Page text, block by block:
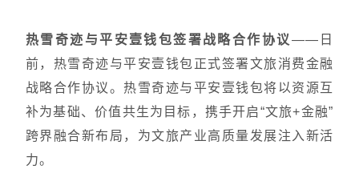
热雪奇迹与平安壹钱包签署战略合作协议 —— 日
前，热雪奇迹与平安壹钱包正式签署文旅消费金融
战略合作协议。热雪奇迹与平安壹钱包将以资源互
补为基础、价值共生为目标，携手开启“文旅+金融”
跨界融合新布局，为文旅产业高质量发展注入新活
力。